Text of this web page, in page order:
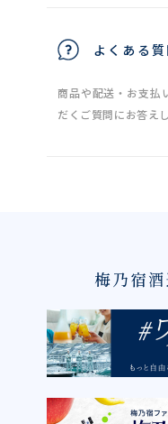
よくある
商品や配送・お支払
だくご質問にお答え
梅乃宿